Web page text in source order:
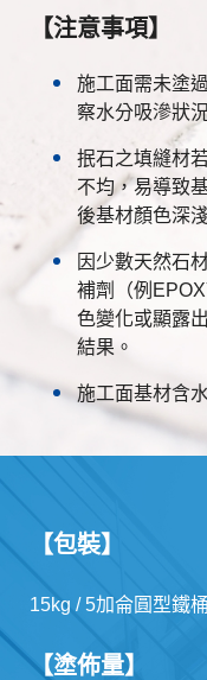
【注意事項】
施工面需未塗
察水分吸滲狀
抿石之填縫材
不均，易導致
後基材顏色深
因少數天然石
補劑（例
色變化或顯露
結果。
施工面基材含
【包裝】
15kg / 5加侖圓型鐵
【塗佈量】